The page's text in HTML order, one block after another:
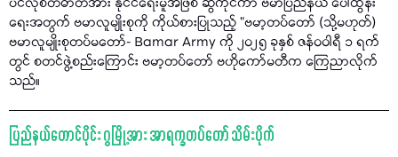
ပင်လုံစိတ်ဓာတ်အား နိုင်ငံရေးမူအဖြစ် ဆွဲကိုင်ကာ ဗမာပြည်နယ် ပေါ်ထွန်း
ရေးအတွက် ဗမာလူမျိုးစုကို ကိုယ်စားပြုသည့် "ဗမာ့တပ်တော် (သို့မဟုတ်)
ဗမာလူမျိုးစုတပ်မတော်- Bamar Army ကို ၂၀၂၅ ခုနှစ် ဇန်ဝဝါရီ ၁ ရက်
တွင် စတင်ဖွဲ့စည်းကြောင်း ဗမာ့တပ်တော် ဗဟိုကော်မတီက ကြေညာလိုက်
သည်။
ပြည်နယ်တောင်ပိုင်း ဂွမြို့အား အာရက္ခတပ်တော် သိမ်းပိုက်